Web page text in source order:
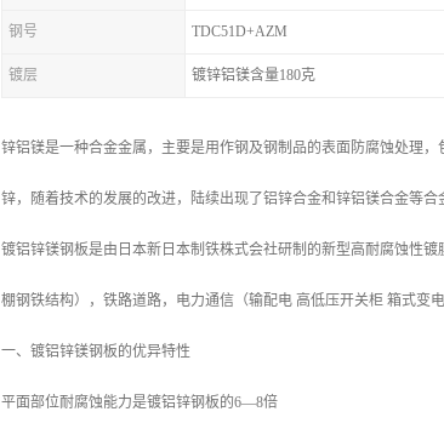
钢号 TDC51D+AZM
镀层 镀锌铝镁含量180克
锌铝镁是一种合金金属，主要是用作钢及钢制品的表面防腐蚀处理
锌，随着技术的发展的改进，陆续出现了铝锌合金和锌铝镁合金等合
镀铝锌镁钢板是由日本新日本制铁株式会社研制的新型高耐腐蚀性
棚钢铁结构），铁路道路，电力通信（输配电 高低压开关柜 箱式变
一、镀铝锌镁钢板的优异特性
平面部位耐腐蚀能力是镀铝锌钢板的6—8倍